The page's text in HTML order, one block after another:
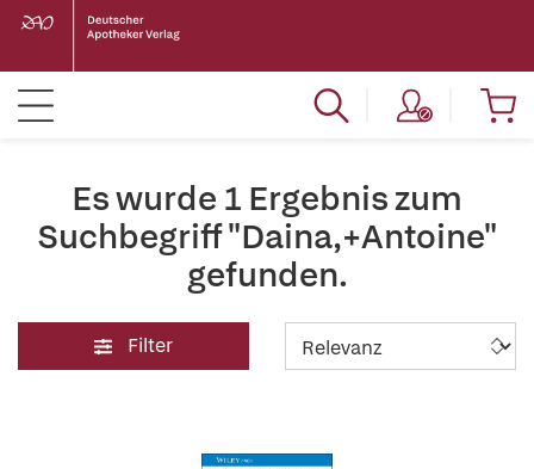
Es wurde 1 Ergebnis zum
Suchbegriff "Daina,+Antoine"
gefunden.
Filter